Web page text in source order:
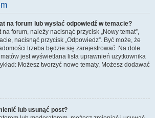
na forum lub wysłać odpowiedź w temacie?
forum, należy nacisnąć przycisk „Nowy temat”,
nacisnąć przycisk „Odpowiedz”. Być może, że
trzeba będzie się zarejestrować. Na dole
jest wyświetlana lista uprawnień użytkownika
Możesz tworzyć nowe tematy, Możesz dodawać
lub usunąć post?